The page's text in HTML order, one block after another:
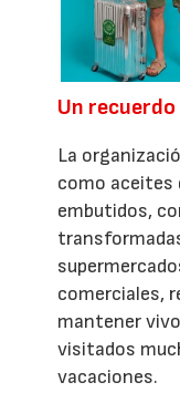
Un
La
como aceites
embutidos,
comerciales,
mantener
visitados
vacaciones.